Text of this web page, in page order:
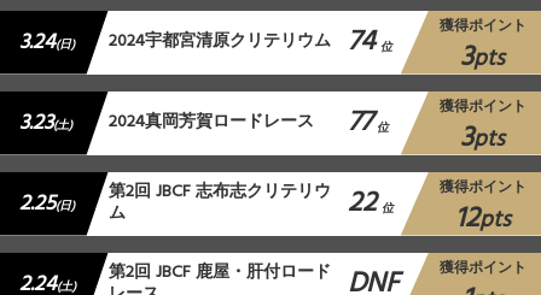
3.24(日) 2024宇都宮清原クリテリウム 74 位
獲得ポイント
3pts
3.23(土) 2024真岡芳賀ロードレース 77 位
獲得ポイント
3pts
2.25(日) 第2回 JBCF 志布志クリテリウ
ム 22 位
獲得ポイント
12pts
2.24(土) 第2回 JBCF 鹿屋・肝付ロード DNF 獲得ポイント